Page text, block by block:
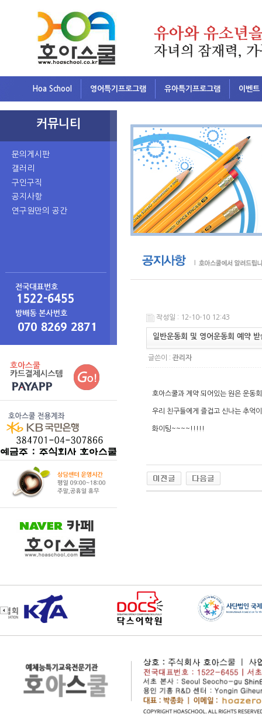
Hoa School 영어특기프로그램 유아특기프로그램 이벤트
커뮤니티
문의게시판
갤러리
구인구직
공지사항
연구원만의 공간
작성일 : 12-10-10 12:43
일반운동회 및 영어운동회 예약
글쓴이 : 관리자
호아스쿨과 계약 되어있는 원은 운동
우리 친구들에게 즐겁고 신나는 추억
화이팅~~~~!!!!!